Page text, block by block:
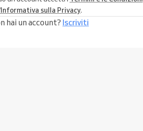
sulla Privacy.
hai un account? Iscriviti